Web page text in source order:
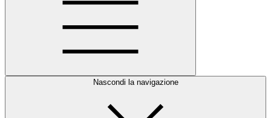
Nascondi la navigazione